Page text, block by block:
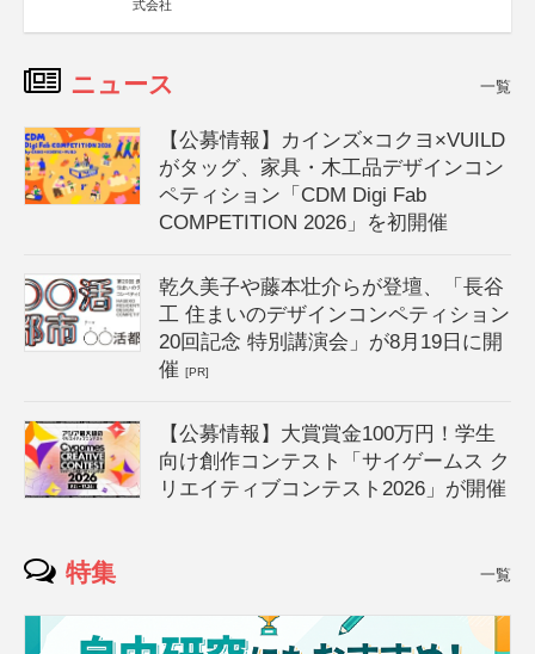
式会社
ニュース 一覧
【公募情報】カインズ×コクヨ×VUILD
がタッグ、家具・木工品デザインコン
ペティション「CDM Digi Fab
COMPETITION 2026」を初開催
乾久美子や藤本壮介らが登壇、「長谷
工 住まいのデザインコンペティション
20回記念 特別講演会」が8月19日に開
催[PR]
【公募情報】大賞賞金100万円！学生
向け創作コンテスト「サイゲームス ク
リエイティブコンテスト2026」が開催
特集 一覧